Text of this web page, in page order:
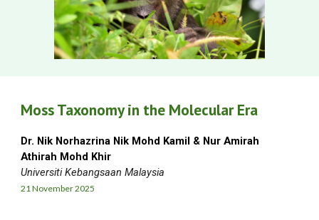
Moss Taxonomy in the Molecular Era
Dr. Nik Norhazrina Nik Mohd Kamil & Nur Amirah
Athirah Mohd Khir
Universiti Kebangsaan Malaysia
21 November2025